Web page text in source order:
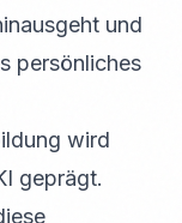
und
persönliches
wird
geprägt.